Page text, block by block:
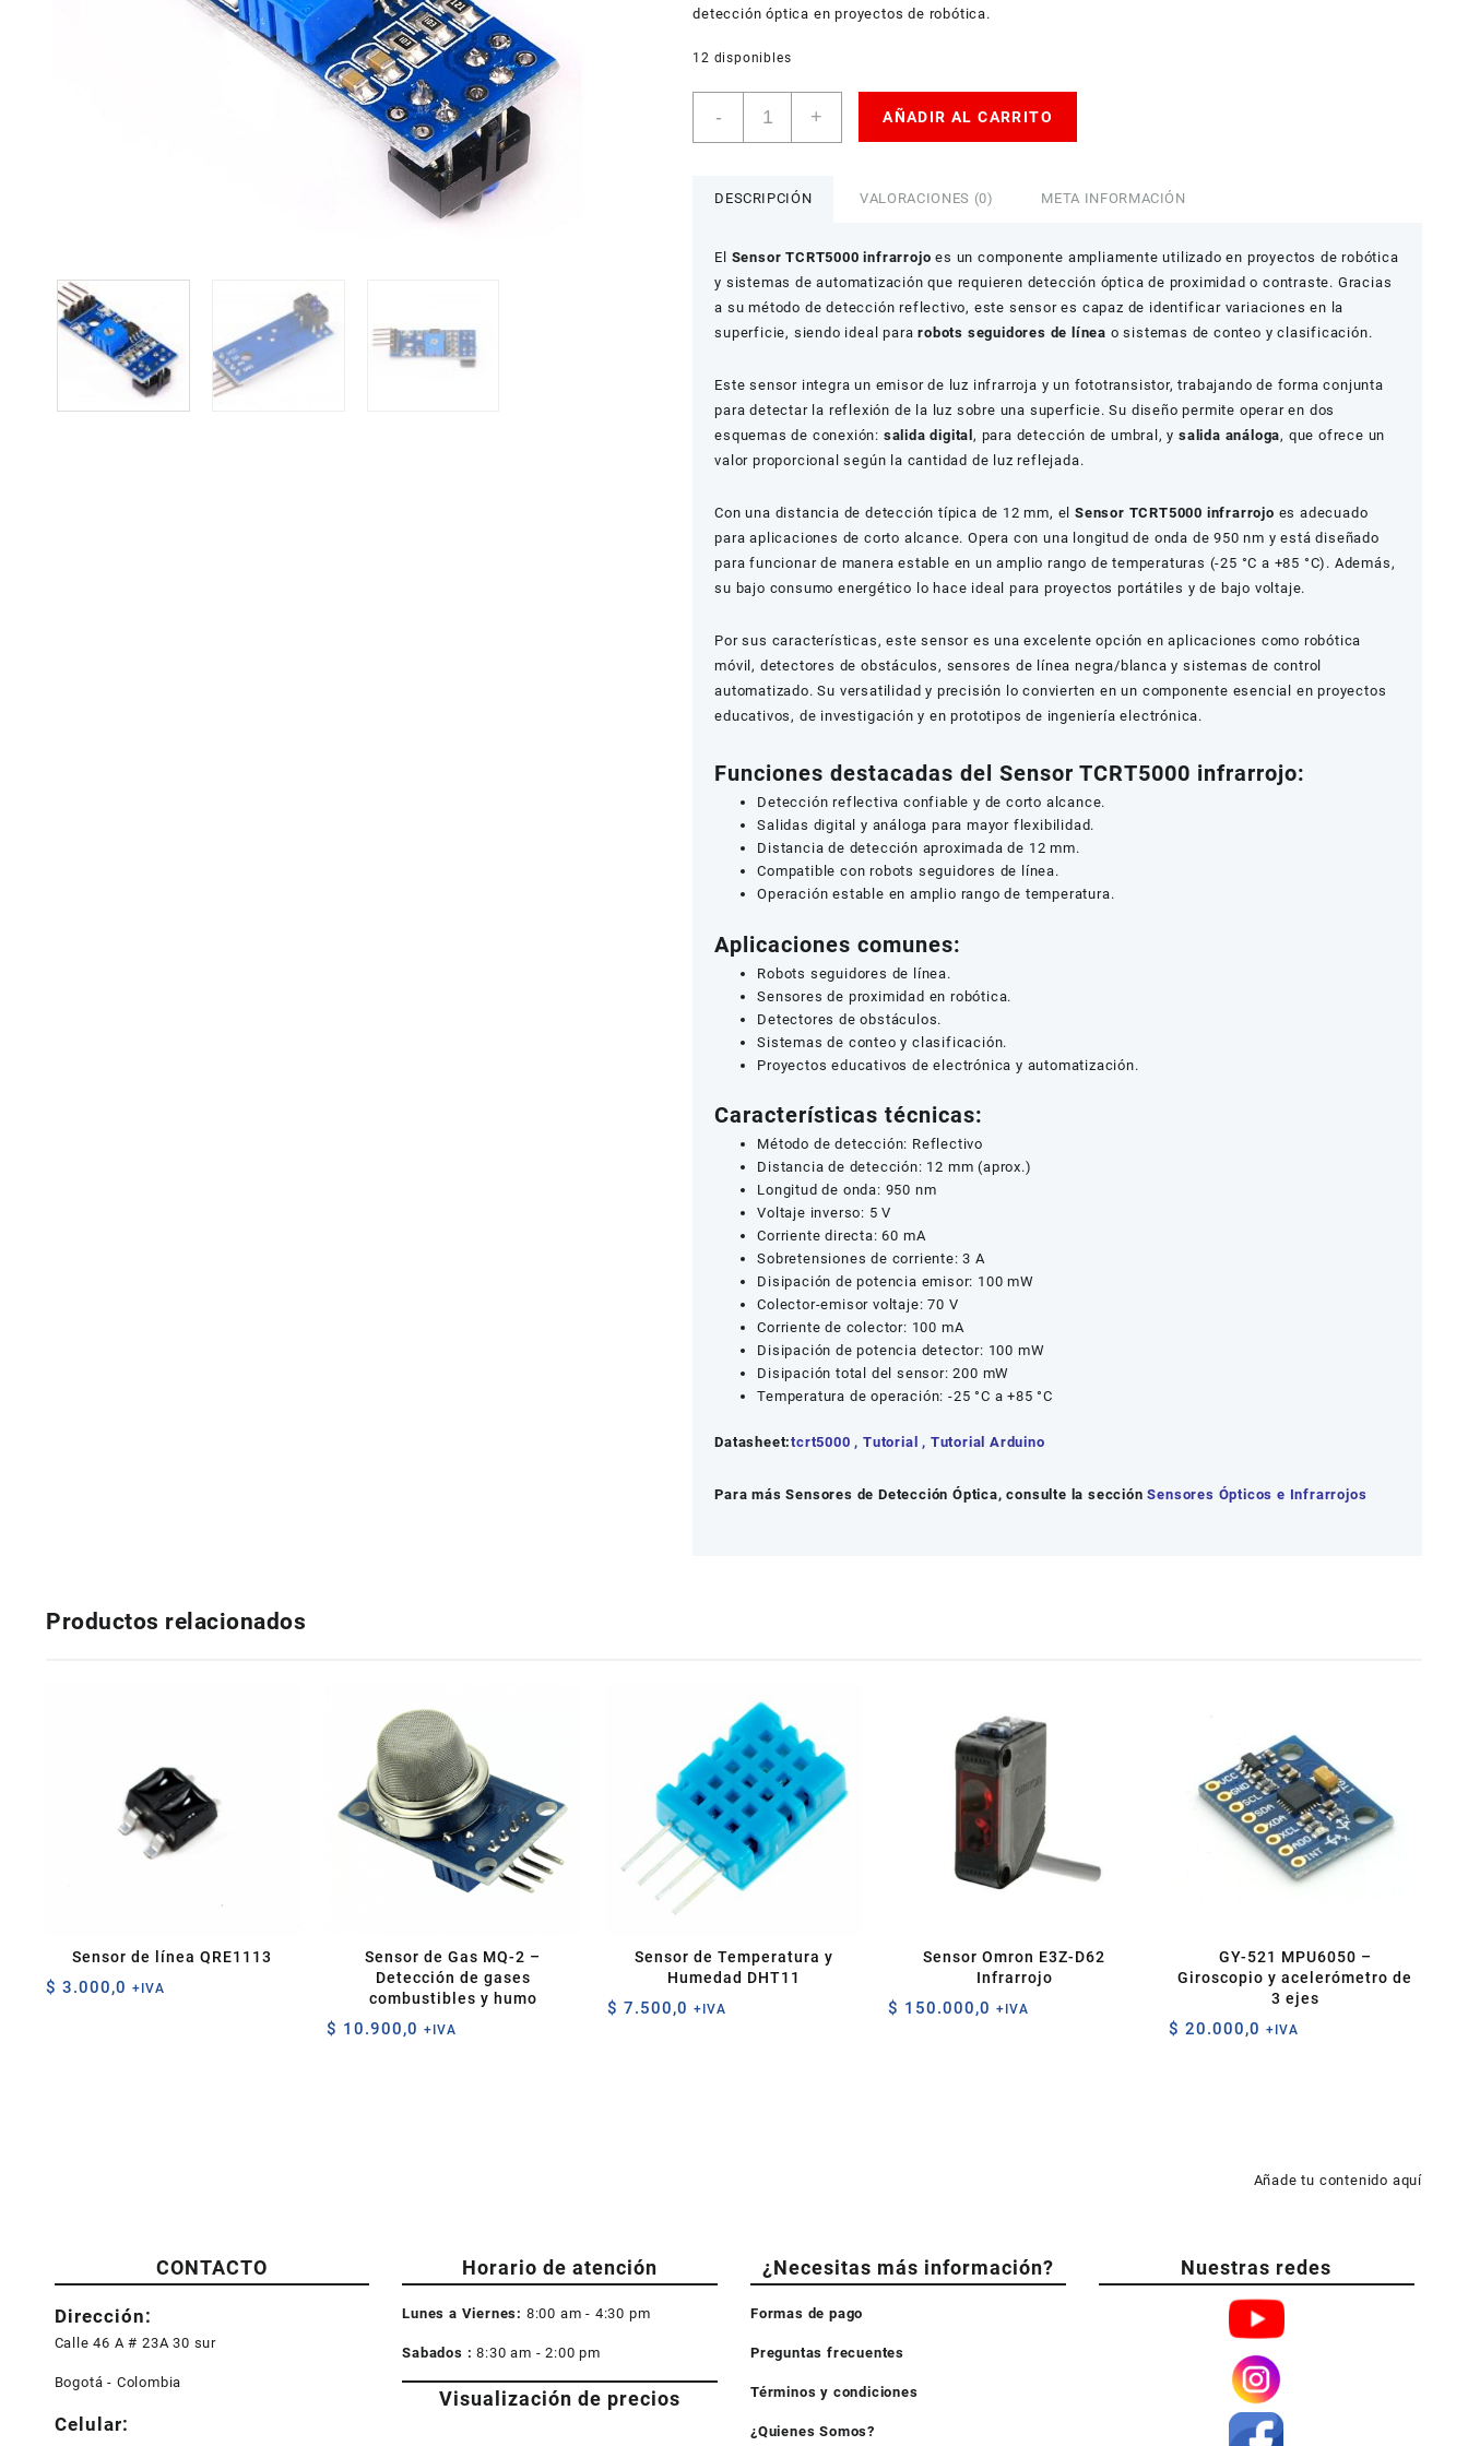
detección óptica en proyectos de robótica.
12 disponibles
-
Infrarrojo
de
+ AÑADIR AL CARRITO
DESCRIPCIÓN VALORACIONES (0) META INFORMACIÓN
El Sensor TCRT5000 infrarrojo es un componente ampliamente utilizado en proyectos de robótica
y sistemas de automatización que requieren detección óptica de proximidad o contraste. Gracias
a su método de detección reflectivo, este sensor es capaz de identificar variaciones en la
superficie, siendo ideal pararobots seguidores de línea o sistemas de conteo y clasificación.
Este sensor integra un emisor de luz infrarroja y un fototransistor, trabajando de forma conjunta
para detectar la reflexión de la luz sobre una superficie. Su diseño permite operar en dos
esquemas de conexión: salida digital, para detección de umbral, ysalida análoga, que ofrece un
valor proporcional según la cantidad de luz reflejada.
Con una distancia de detección típica de 12 mm, elSensor TCRT5000 infrarrojo es adecuado
para aplicaciones de corto alcance. Opera con una longitud de onda de 950 nm y está diseñado
para funcionar de manera estable en un amplio rango de temperaturas (-25 °C a +85 °C). Además,
su bajo consumo energético lo hace ideal para proyectos portátiles y de bajo voltaje.
Por sus características, este sensor es una excelente opción en aplicaciones como robótica
móvil, detectores de obstáculos, sensores de línea negra/blanca y sistemas de control
automatizado. Su versatilidad y precisión lo convierten en un componente esencial en proyectos
educativos, de investigación y en prototipos de ingeniería electrónica.
Funciones destacadas del Sensor TCRT5000 infrarrojo:
Detección reflectiva confiable y de corto alcance.
Salidas digital y análoga para mayor flexibilidad.
Distancia de detección aproximada de 12 mm.
Compatible con robots seguidores de línea.
Operación estable en amplio rango de temperatura.
Aplicaciones comunes:
Robots seguidores de línea.
Sensores de proximidad en robótica.
Detectores de obstáculos.
Sistemas de conteo y clasificación.
Proyectos educativos de electrónica y automatización.
Características técnicas:
Método de detección: Reflectivo
Distancia de detección: 12 mm (aprox.)
Longitud de onda: 950 nm
Voltaje inverso: 5 V
Corriente directa: 60 mA
Sobretensiones de corriente: 3 A
Disipación de potencia emisor: 100 mW
Colector-emisor voltaje: 70 V
Corriente de colector: 100 mA
Disipación de potencia detector: 100 mW
Disipación total del sensor: 200 mW
Temperatura de operación: -25 °C a +85 °C
Datasheet:tcrt5000 ,Tutorial , Tutorial Arduino
Para más Sensores de Detección Óptica, consulte la sección Sensores Ópticos e Infrarrojos
Productos relacionados
Sensor de línea QRE1113
$ 3.000,0 +IVA
Sensor de Gas MQ-2 –
Detección de gases
combustibles y humo
$ 10.900,0 +IVA
Sensor de Temperatura y
Humedad DHT11
$ 7.500,0 +IVA
Sensor Omron E3Z-D62
Infrarrojo
$ 150.000,0 +IVA
GY-521 MPU6050 –
Giroscopio y acelerómetro de
3 ejes
$ 20.000,0 +IVA
Añade tu contenido aquí
CONTACTO
Dirección:
Calle 46 A # 23A 30 sur
Bogotá - Colombia
Celular:
Horario de atención
Lunes a Viernes: 8:00 am - 4:30 pm
Sabados :8:30 am - 2:00 pm
Visualización de precios
¿Necesitas más información?
Formas de pago
Preguntas frecuentes
Términos y condiciones
¿Quienes Somos?
Nuestras redes